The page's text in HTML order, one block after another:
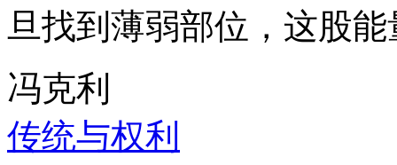
旦找到薄弱部位，这股
冯克利
传统与权利